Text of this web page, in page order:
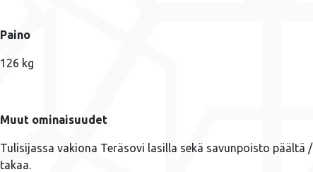
Paino
126 kg
Muut ominaisuudet
Tulisijassa vakiona Teräsovi lasilla sekä savunpoisto päältä /
takaa.